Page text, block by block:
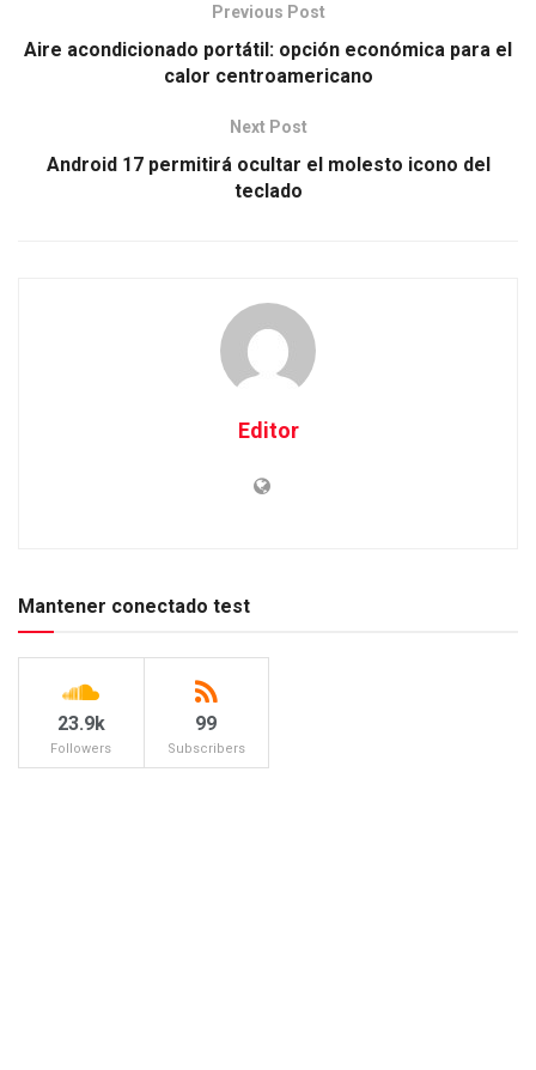
Previous Post
Aire acondicionado portátil: opción económica para el
calor centroamericano
Next Post
Android 17 permitirá ocultar el molesto icono del
teclado
Editor
Mantener conectado test
23.9k
Followers
99
Subscribers